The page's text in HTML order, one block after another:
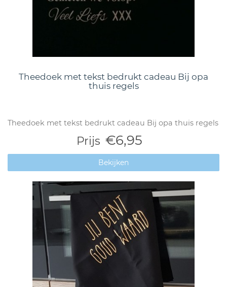
Theedoek met tekst bedrukt cadeau Bij opa
thuis regels
Theedoek met tekst bedrukt cadeau Bij opa thuis regels
Prijs €6,95
Bekijken